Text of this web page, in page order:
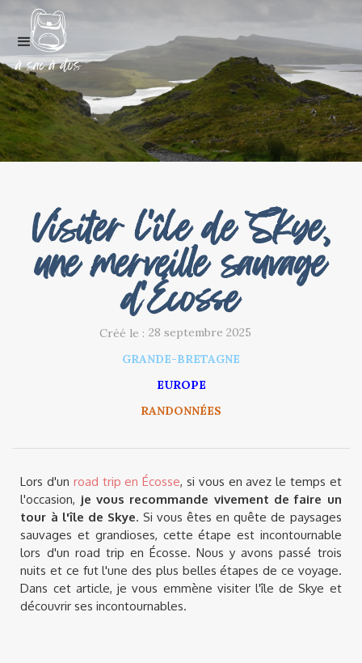
Visiter l'île de Skye,
une merveille sauvage
d'Écosse
Créé le : 28 septembre 2025
GRANDE-BRETAGNE
EUROPE
RANDONNÉES
Lors d'un road trip en Écosse, si vous en avez le temps et
l'occasion, je vous recommande vivement de faire un
tour à l'île de Skye. Si vous êtes en quête de paysages
sauvages et grandioses, cette étape est incontournable
lors d'un road trip en Écosse. Nous y avons passé trois
nuits et ce fut l'une des plus belles étapes de ce voyage.
Dans cet article, je vous emmène visiter l'île de Skye et
découvrir ses incontournables.